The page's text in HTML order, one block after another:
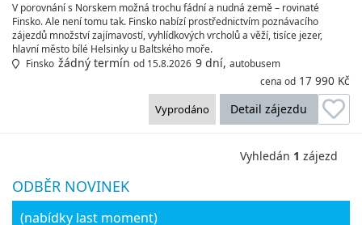
V porovnání s Norskem možná trochu fádní a nudná země – rovinaté
Finsko. Ale není tomu tak. Finsko nabízí prostřednictvím poznávacího
zájezdů množství zajímavostí, vyhlídkových vrcholů a věží, tisíce jezer,
hlavní město bílé Helsinky u Baltského moře.
Finsko žádný termín od 15.8.2026 9 dní, autobusem
cena od 17 990 Kč
Detail zájezdu
Vyprodáno
Vyhledán 1 zájezd
ODBĚR NOVINEK
(nabídky last moment)